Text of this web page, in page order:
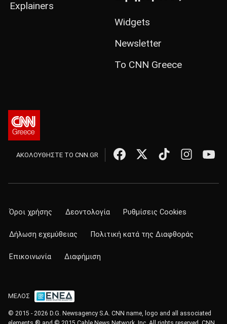
Explainers
Widgets
Newsletter
Το CNN Greece
ΑΚΟΛΟΥΘΗΣΤΕ ΤΟ CNN.GR
Όροι χρήσης Δεοντολογία Ρυθμίσεις Cookies
Δήλωση εχεμύθειας Πολιτική κατά της Διαφθοράς
Επικοινωνία Διαφήμιση
ΜΕΛΟΣ
© 2015 - 2026 D.G. Newsagency S.A. CNN name, logo and all associated